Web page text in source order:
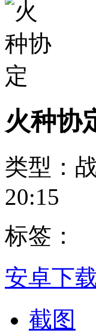
火种协
类型：
20:15
标签：
安卓下
截图